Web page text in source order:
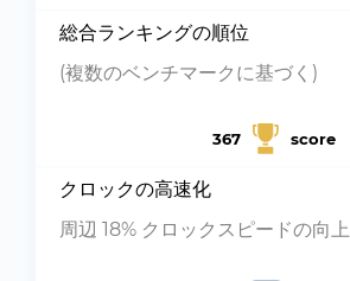
総合ランキングの順位
(複数のベンチマークに基づく)
367 score
クロックの高速化
周辺 18% クロックスピードの向上